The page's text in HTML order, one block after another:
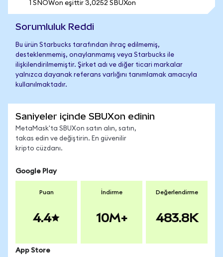
1 SNOWon eşittir 3,0252 SBUXon
Sorumluluk Reddi
Bu ürün Starbucks tarafından ihraç edilmemiş,
desteklenmemiş, onaylanmamış veya Starbucks ile
ilişkilendirilmemiştir. Şirket adı ve diğer ticari markalar
yalnızca dayanak referans varlığını tanımlamak amacıyla
kullanılmaktadır.
Saniyeler içinde SBUXon edinin
MetaMask'ta SBUXon satın alın, satın,
takas edin ve değiştirin. En güvenilir
kripto cüzdanı.
Google Play
Puan
4.4
İndirme
10M+
Değerlendirme
483.8K
App Store